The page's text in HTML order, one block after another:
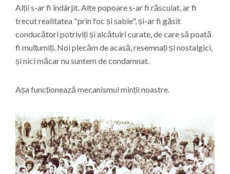
Alții s-ar fi îndârjit. Alte popoare s-ar fi răsculat, ar fi
trecut realitatea "prin foc și sabie", și-ar fi găsit
conducători potriviți și alcătuiri curate, de care să poată
fi mulțumiți. Noi plecăm de acasă, resemnați și nostalgici,
și nici măcar nu suntem de condamnat.
Așa funcționează mecanismul minții noastre.